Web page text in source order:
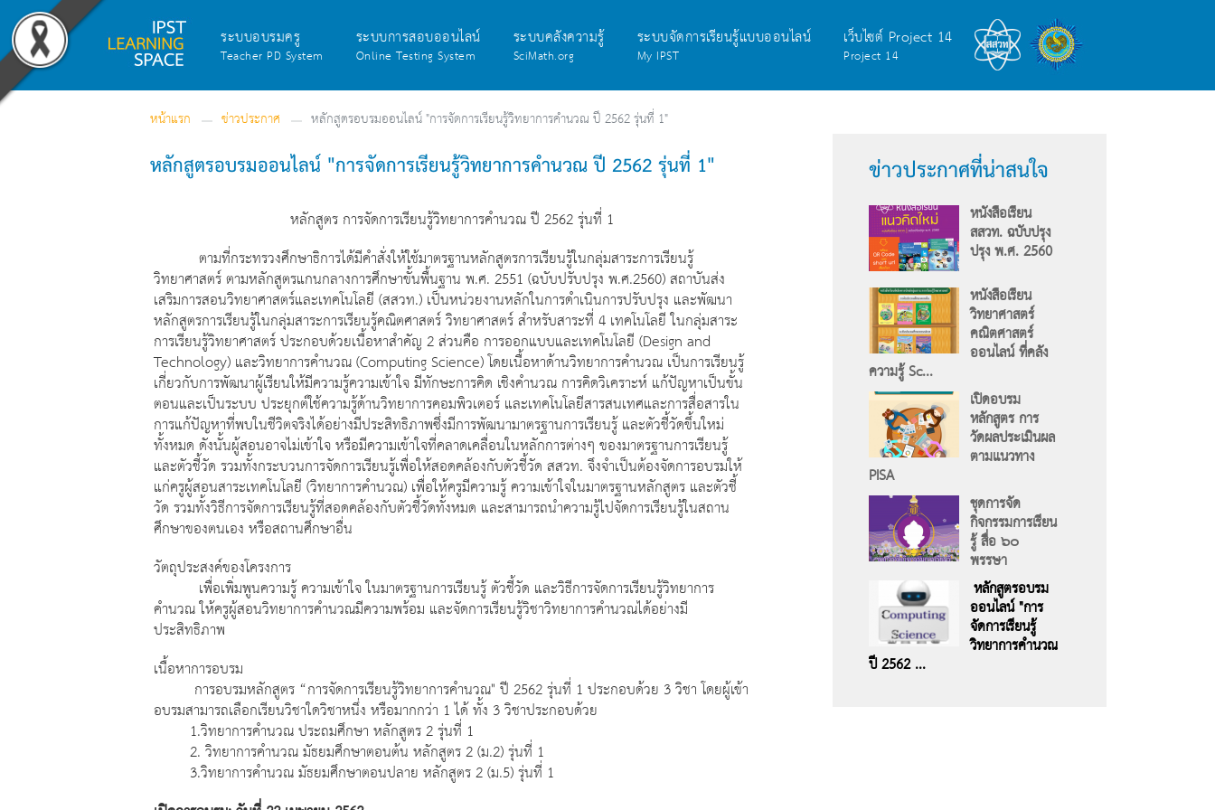
ระบบอบรมครู
Teacher PD System
ระบบการสอบออนไลน์
Online Testing System
ระบบคลังความรู้
SciMath.org
ระบบจัดการเรียนรู้แบบออนไลน์
My IPST
เว็บไซต์ Project 14
Project 14
หน้าแรก ข่าวประกาศ หลักสูตรอบรมออนไลน์ "การจัดการเรียนรู้วิทยาการคำนวณ ปี 2562 รุ่นที่ 1"
หลักสูตรอบรมออนไลน์ "การจัดการเรียนรู้วิทยาการคำนวณ ปี 2562 รุ่นที่ 1"
หลักสูตร การจัดการเรียนรู้วิทยาการคำนวณ ปี 2562 รุ่นที่ 1
ตามที่กระทรวงศึกษาธิการได้มีคำสั่งให้ใช้มาตรฐานหลักสูตรการเรียนรู้ในกลุ่มสาระการเรียนรู้
วิทยาศาสตร์ ตามหลักสูตรแกนกลางการศึกษาขั้นพื้นฐาน พ.ศ. 2551 (ฉบับปรับปรุง พ.ศ.2560) สถาบันส่ง
เสริมการสอนวิทยาศาสตร์และเทคโนโลยี (สสวท.) เป็นหน่วยงานหลักในการดำเนินการปรับปรุง และพัฒนา
หลักสูตรการเรียนรู้ในกลุ่มสาระการเรียนรู้คณิตศาสตร์ วิทยาศาสตร์ สำหรับสาระที่ 4 เทคโนโลยี ในกลุ่มสาระ
การเรียนรู้วิทยาศาสตร์ ประกอบด้วยเนื้อหาสำคัญ 2 ส่วนคือ การออกแบบและเทคโนโลยี (Design and
Technology) และวิทยาการคำนวณ (Computing Science) โดยเนื้อหาด้านวิทยาการคำนวณ เป็นการเรียนรู้
เกี่ยวกับการพัฒนาผู้เรียนให้มีความรู้ความเข้าใจ มีทักษะการคิด เชิงคำนวณ การคิดวิเคราะห์ แก้ปัญหาเป็นขั้น
ตอนและเป็นระบบ ประยุกต์ใช้ความรู้ด้านวิทยาการคอมพิวเตอร์ และเทคโนโลยีสารสนเทศและการสื่อสารใน
การแก้ปัญหาที่พบในชีวิตจริงได้อย่างมีประสิทธิภาพซึ่งมีการพัฒนามาตรฐานการเรียนรู้ และตัวชี้วัดขึ้นใหม่
ทั้งหมด ดังนั้นผู้สอนอาจไม่เข้าใจ หรือมีความเข้าใจที่คลาดเคลื่อนในหลักการต่างๆ ของมาตรฐานการเรียนรู้
และตัวชี้วัด รวมทั้งกระบวนการจัดการเรียนรู้เพื่อให้สอดคล้องกับตัวชี้วัด สสวท. จึงจำเป็นต้องจัดการอบรมให้
แก่ครูผู้สอนสาระเทคโนโลยี (วิทยาการคำนวณ) เพื่อให้ครูมีความรู้ ความเข้าใจในมาตรฐานหลักสูตร และตัวชี้
วัด รวมทั้งวิธีการจัดการเรียนรู้ที่สอดคล้องกับตัวชี้วัดทั้งหมด และสามารถนำความรู้ไปจัดการเรียนรู้ในสถาน
ศึกษาของตนเอง หรือสถานศึกษาอื่น
วัตถุประสงค์ของโครงการ
เพื่อเพิ่มพูนความรู้ ความเข้าใจ ในมาตรฐานการเรียนรู้ ตัวชี้วัด และวิธีการจัดการเรียนรู้วิทยาการ
คำนวณ ให้ครูผู้สอนวิทยาการคำนวณมีความพร้อม และจัดการเรียนรู้วิชาวิทยาการคำนวณได้อย่างมี
ประสิทธิภาพ
เนื้อหาการอบรม
การอบรมหลักสูตร “การจัดการเรียนรู้วิทยาการคำนวณ" ปี 2562 รุ่นที่ 1 ประกอบด้วย 3 วิชา โดยผู้เข้า
อบรมสามารถเลือกเรียนวิชาใดวิชาหนึ่ง หรือมากกว่า 1 ได้ ทั้ง 3 วิชาประกอบด้วย
1.วิทยาการคำนวณ ประถมศึกษา หลักสูตร 2 รุ่นที่ 1
2. วิทยาการคำนวณ มัธยมศึกษาตอนต้น หลักสูตร 2 (ม.2) รุ่นที่ 1
3.วิทยาการคำนวณ มัธยมศึกษาตอนปลาย หลักสูตร 2 (ม.5) รุ่นที่ 1
ข่าวประกาศที่น่าสนใจ
หนังสือเรียน
สสวท. ฉบับปรุง
ปรุง พ.ศ. 2560
หนังสือเรียน
วิทยาศาสตร์
คณิตศาสตร์
ออนไลน์ ที่คลัง
ความรู้ Sc...
เปิดอบรม
หลักสูตร การ
วัดผลประเมินผล
ตามแนวทาง
PISA
ชุดการจัด
กิจกรรมการเรียน
รู้ สื่อ ๖๐
พรรษา
หลักสูตรอบรม
ออนไลน์ "การ
จัดการเรียนรู้
วิทยาการคำนวณ
ปี 2562 ...